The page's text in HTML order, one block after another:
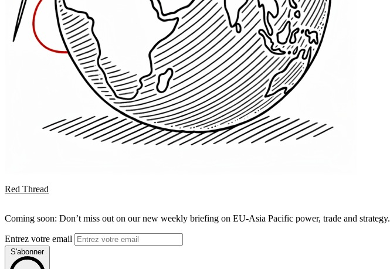
Red Thread
Coming soon: Don’t miss out on our new weekly briefing on EU-Asia Pacific power, trade and strategy.
Entrez votre email
S'abonner